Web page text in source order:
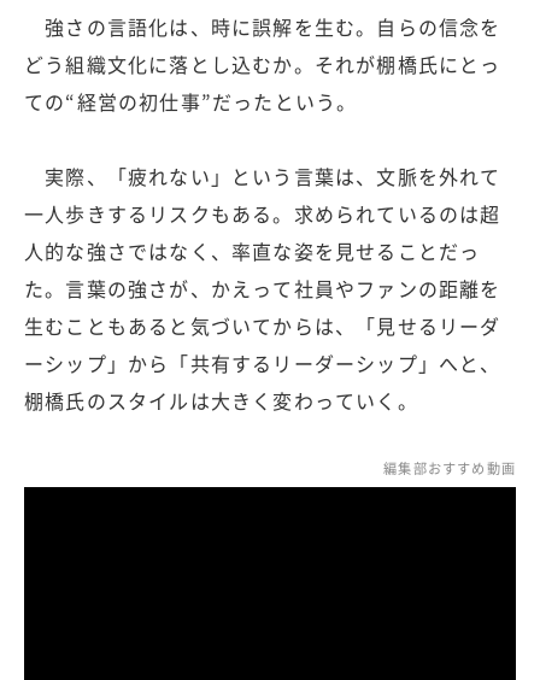
強さの言語化は、時に誤解を生む。自らの信念を
どう組織文化に落とし込むか。それが棚橋氏にとっ
ての“経営の初仕事”だったという。
実際、「疲れない」という言葉は、文脈を外れて
一人歩きするリスクもある。求められているのは超
人的な強さではなく、率直な姿を見せることだっ
た。言葉の強さが、かえって社員やファンの距離を
生むこともあると気づいてからは、「見せるリーダ
ーシップ」から「共有するリーダーシップ」へと、
棚橋氏のスタイルは大きく変わっていく。
編集部おすすめ動画